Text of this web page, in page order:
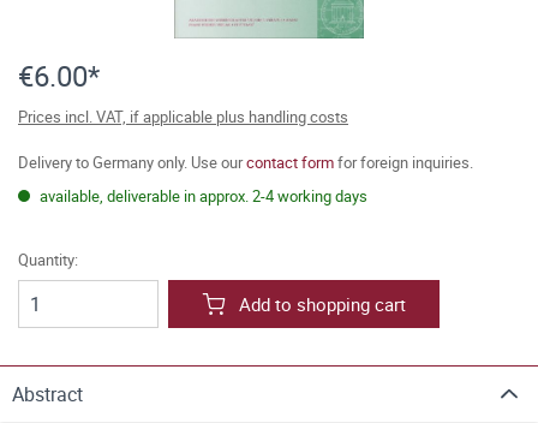
€6.00*
Prices incl. VAT, if applicable plus handling costs
Delivery to Germany only. Use ourcontact formfor foreign inquiries.
available, deliverable in approx. 2-4 working days
Quantity:
Add to shopping cart
Abstract